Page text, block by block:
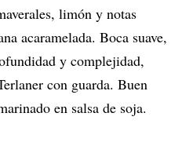
limón y notas
acaramelada. Boca suave,
y complejidad,
con guarda. Buen
en salsa de soja.